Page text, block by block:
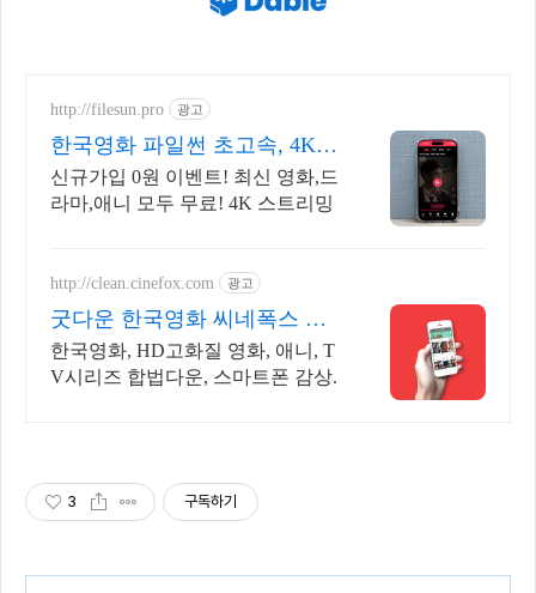
http://filesun.pro 광고
한국영화 파일썬 초고속, 4K
실시간 보기!
신규가입 0원 이벤트! 최신 영화,드
라마,애니 모두 무료! 4K 스트리밍
http://clean.cinefox.com 광고
굿다운 한국영화 씨네폭스 최
대3만원+10%추가적립
한국영화, HD고화질 영화, 애니, T
V시리즈 합법다운, 스마트폰 감상.
3 구독하기